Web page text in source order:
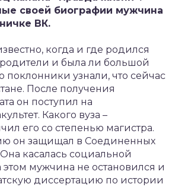
своей биографии мужчина
ВК.
когда и где родился
и была ли большой
поклонники узнали, что сейчас
После получения
он поступил на
Какого вуза –
его со степенью магистра.
он защищал в Соединенных
касалась социальной
мужчина не остановился и
диссертацию по истории